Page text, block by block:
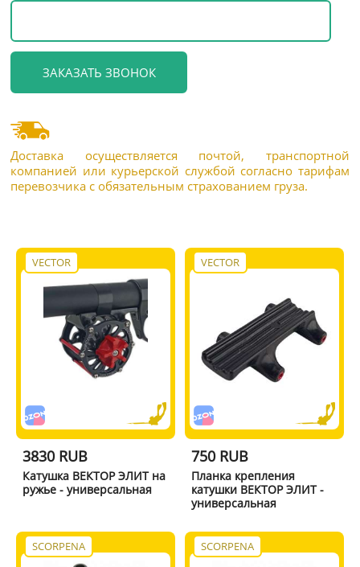
Доставка осуществляется почтой, транспортной
компанией или курьерской службой согласно тарифам
перевозчика с обязательным страхованием груза.
VECTOR
3830 RUB
Катушка ВЕКТОР ЭЛИТ на
ружье - универсальная
VECTOR
750 RUB
Планка крепления
катушки ВЕКТОР ЭЛИТ -
универсальная
SCORPENA SCORPENA